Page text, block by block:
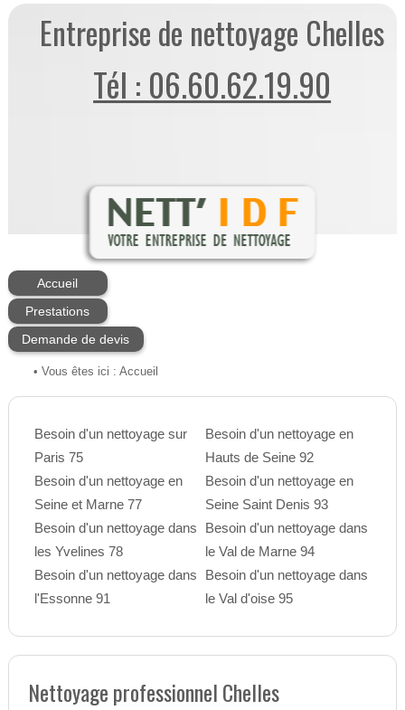
Entreprise de nettoyage Chelles
Tél : 06.60.62.19.90
Accueil
Prestations
Demande de devis
• Vous êtes ici : Accueil
Besoin d'un nettoyage sur
Paris 75
Besoin d'un nettoyage en
Seine et Marne 77
Besoin d'un nettoyage dans
les Yvelines 78
Besoin d'un nettoyage dans
l'Essonne 91
Besoin d'un nettoyage en
Hauts de Seine 92
Besoin d'un nettoyage en
Seine Saint Denis 93
Besoin d'un nettoyage dans
le Val de Marne 94
Besoin d'un nettoyage dans
le Val d'oise 95
Nettoyage professionnel Chelles